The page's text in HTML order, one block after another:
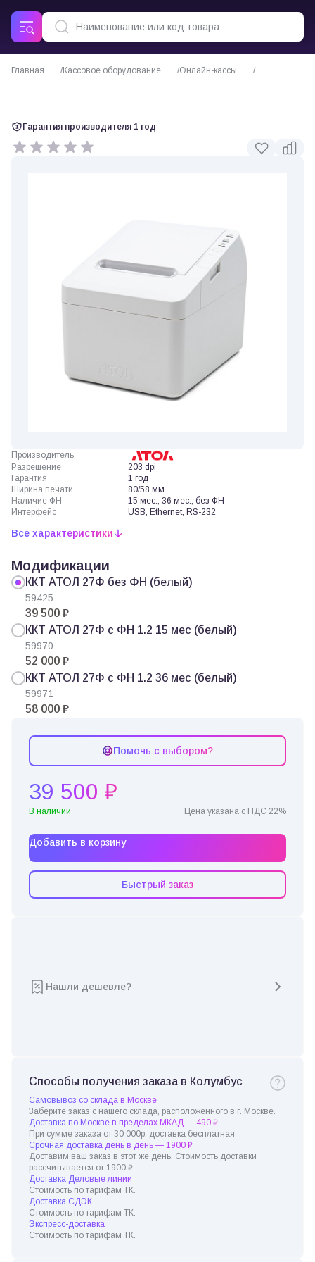
Главная Кассовое оборудование
Онлайн-кассы
Гарантия производителя 1 год
Производитель
Разрешение
203 dpi
Гарантия
1 год
Ширина печати
80/58 мм
Наличие ФН
15 мес., 36 мес., без ФН
Интерфейс
USB, Ethernet, RS-232
Все характеристики
Модификации
ККТ АТОЛ 27Ф без ФН (белый)
59425
39 500 ₽
ККТ АТОЛ 27Ф с ФН 1.2 15 мес (белый)
59970
52 000 ₽
ККТ АТОЛ 27Ф с ФН 1.2 36 мес (белый)
59971
58 000 ₽
Помочь с выбором?
39 500 ₽
В наличии Цена указана с НДС 22%
Добавить в корзину
Быстрый заказ
Нашли дешевле?
Способы получения заказа в Колумбус
Самовывоз со склада в Москве
Заберите заказ с нашего склада, расположенного в г. Москве.
Доставка по Москве в пределах МКАД — 490 ₽
При сумме заказа от 30 000р. доставка бесплатная
Срочная доставка день в день — 1900 ₽
Доставим ваш заказ в этот же день. Стоимость доставки
рассчитывается от 1900 ₽
Доставка Деловые линии
Стоимость по тарифам ТК.
Доставка СДЭК
Стоимость по тарифам ТК.
Экспресс-доставка
Стоимость по тарифам ТК.